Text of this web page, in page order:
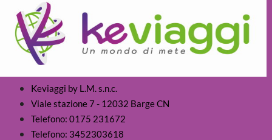
Keviaggi by L.M. s.n.c.
Viale stazione 7 - 12032 Barge CN
Telefono: 0175 231672
Telefono: 3452303618